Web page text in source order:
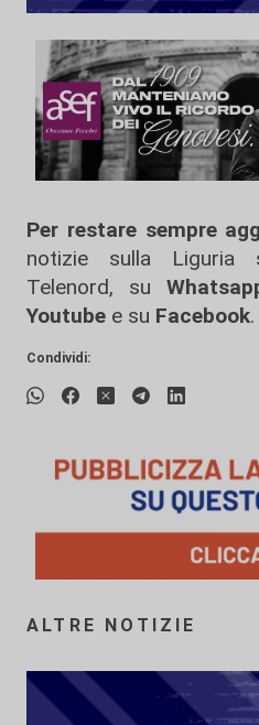
Per restare sempre
notizie sulla Liguria
Telenord, su
Youtube e su Facebook.
Condividi:
ALTRE NOTIZIE